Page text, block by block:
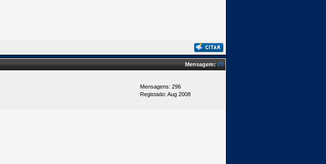
Mensagem:#3
Mensagens: 296
Registado: Aug 2008